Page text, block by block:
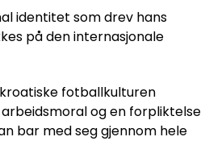
identitet som drev hans
på den internasjonale
fotballkulturen
og en forpliktelse
bar med seg gjennom hele